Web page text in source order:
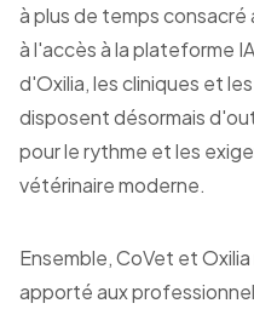
à plus de temps
à l'accès à la plateforme
d'Oxilia, les cliniques et
disposent désormais
pour le rythme et les
vétérinaire moderne.
Ensemble, CoVet et
apporté aux